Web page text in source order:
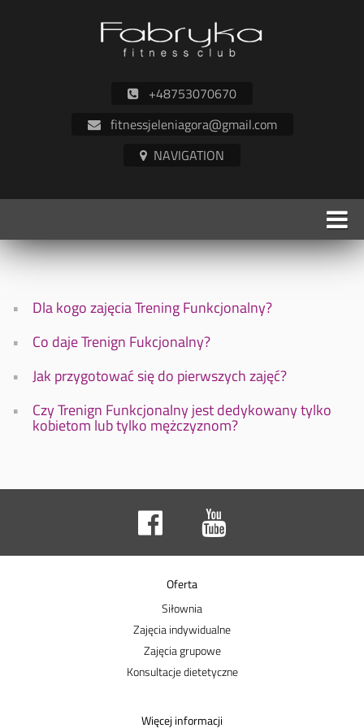
+48753070670
fitnessjeleniagora@gmail.com
Dla kogo zajęcia Trening Funkcjonalny?
Co daje Trenign Fukcjonalny?
Jak przygotować się do pierwszych zajęć?
Czy Trenign Funkcjonalny jest dedykowany tylko
kobietom lub tylko mężczyznom?
Oferta
Siłownia
Zajęcia indywidualne
Zajęcia grupowe
Konsultacje dietetyczne
Więcej informacji